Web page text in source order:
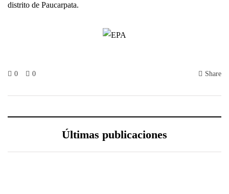
distrito de Paucarpata.
0 0 Share
Últimas publicaciones